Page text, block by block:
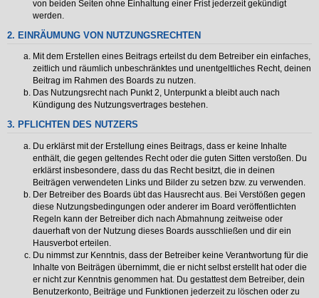
von beiden Seiten ohne Einhaltung einer Frist jederzeit gekündigt
werden.
2. EINRÄUMUNG VON NUTZUNGSRECHTEN
Mit dem Erstellen eines Beitrags erteilst du dem Betreiber ein einfaches,
zeitlich und räumlich unbeschränktes und unentgeltliches Recht, deinen
Beitrag im Rahmen des Boards zu nutzen.
Das Nutzungsrecht nach Punkt 2, Unterpunkt a bleibt auch nach
Kündigung des Nutzungsvertrages bestehen.
3. PFLICHTEN DES NUTZERS
Du erklärst mit der Erstellung eines Beitrags, dass er keine Inhalte
enthält, die gegen geltendes Recht oder die guten Sitten verstoßen. Du
erklärst insbesondere, dass du das Recht besitzt, die in deinen
Beiträgen verwendeten Links und Bilder zu setzen bzw. zu verwenden.
Der Betreiber des Boards übt das Hausrecht aus. Bei Verstößen gegen
diese Nutzungsbedingungen oder anderer im Board veröffentlichten
Regeln kann der Betreiber dich nach Abmahnung zeitweise oder
dauerhaft von der Nutzung dieses Boards ausschließen und dir ein
Hausverbot erteilen.
Du nimmst zur Kenntnis, dass der Betreiber keine Verantwortung für die
Inhalte von Beiträgen übernimmt, die er nicht selbst erstellt hat oder die
er nicht zur Kenntnis genommen hat. Du gestattest dem Betreiber, dein
Benutzerkonto, Beiträge und Funktionen jederzeit zu löschen oder zu